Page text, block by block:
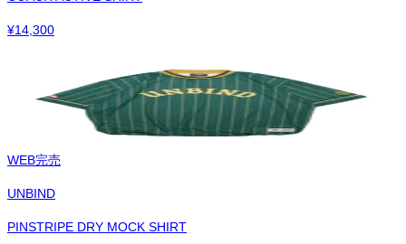
¥14,300
WEB完売
UNBIND
PINSTRIPE DRY MOCK SHIRT